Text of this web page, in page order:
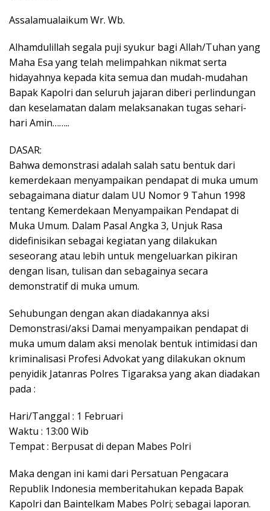
Assalamualaikum Wr. Wb.
Alhamdulillah segala puji syukur bagi Allah/Tuhan yang
Maha Esa yang telah melimpahkan nikmat serta
hidayahnya kepada kita semua dan mudah-mudahan
Bapak Kapolri dan seluruh jajaran diberi perlindungan
dan keselamatan dalam melaksanakan tugas sehari-
hari Amin……..
DASAR:
Bahwa demonstrasi adalah salah satu bentuk dari
kemerdekaan menyampaikan pendapat di muka umum
sebagaimana diatur dalam UU Nomor 9 Tahun 1998
tentang Kemerdekaan Menyampaikan Pendapat di
Muka Umum. Dalam Pasal Angka 3, Unjuk Rasa
didefinisikan sebagai kegiatan yang dilakukan
seseorang atau lebih untuk mengeluarkan pikiran
dengan lisan, tulisan dan sebagainya secara
demonstratif di muka umum.
Sehubungan dengan akan diadakannya aksi
Demonstrasi/aksi Damai menyampaikan pendapat di
muka umum dalam aksi menolak bentuk intimidasi dan
kriminalisasi Profesi Advokat yang dilakukan oknum
penyidik Jatanras Polres Tigaraksa yang akan diadakan
pada :
Hari/Tanggal : 1 Februari
Waktu : 13:00 Wib
Tempat : Berpusat di depan Mabes Polri
Maka dengan ini kami dari Persatuan Pengacara
Republik Indonesia memberitahukan kepada Bapak
Kapolri dan Baintelkam Mabes Polri; sebagai laporan.